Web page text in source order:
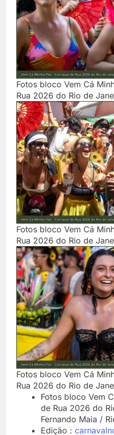
Fotos bloco Vem Cá
Rua 2026 do Rio de
Fotos bloco Vem Cá
Rua 2026 do Rio de
Fotos bloco Vem Cá
Rua 2026 do Rio de
Fotos bloco Vem
de Rua 2026 do
Fernando Maia /
Edição :